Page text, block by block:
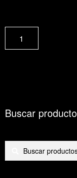
Buscar producto
Buscar
Buscar